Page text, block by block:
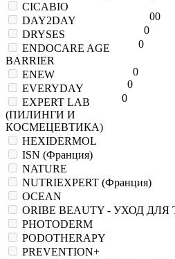
0
CICABIO
0
DAY2DAY
0
DRYSES
0
ENDOCARE AGE
BARRIER
0
ENEW
0
EVERYDAY
0
EXPERT LAB
(ПИЛИНГИ И
КОСМЕЦЕВТИКА)
HEXIDERMOL
ISN (Франция)
NATURE
NUTRIEXPERT (Франция)
OCEAN
ORIBE BEAUTY - УХОД ДЛЯ
PHOTODERM
PODOTHERAPY
PREVENTION+